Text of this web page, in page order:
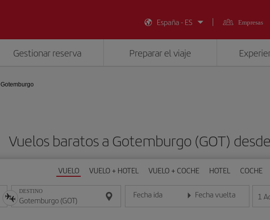
España - ES
Empresas
Gestionar reserva Preparar el viaje
Gotemburgo
Vuelos baratos a Gotemburgo (GOT)
VUELO VUELO + HOTEL VUELO + COCHE HOTEL COCHE
DESTINO Fecha ida
Introduce la fecha en formato día/mes/año
Fecha vuelta
Introduce la fecha en 1